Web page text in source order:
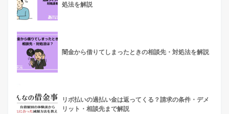
処法を解説
闇金から借りてしまったときの相談先・対処法を解説
リボ払いの過払い金は返ってくる？請求の条件・デメ
リット・相談先まで解説